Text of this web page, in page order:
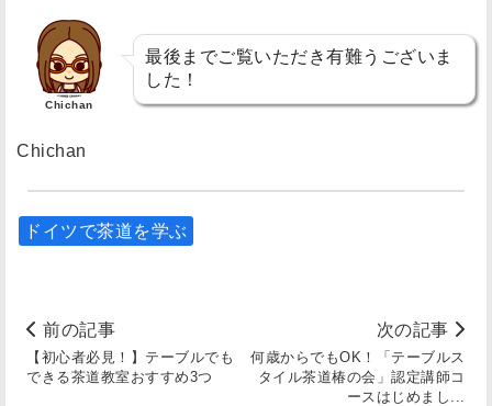
Chichan
最後までご覧いただき有難うございま
した！
Chichan
ドイツで茶道を学ぶ
前の記事
【初心者必見！】テーブルでも
できる茶道教室おすすめ3つ
次の記事
何歳からでもOK！「テーブルス
タイル茶道椿の会」認定講師コ
ースはじめまし...